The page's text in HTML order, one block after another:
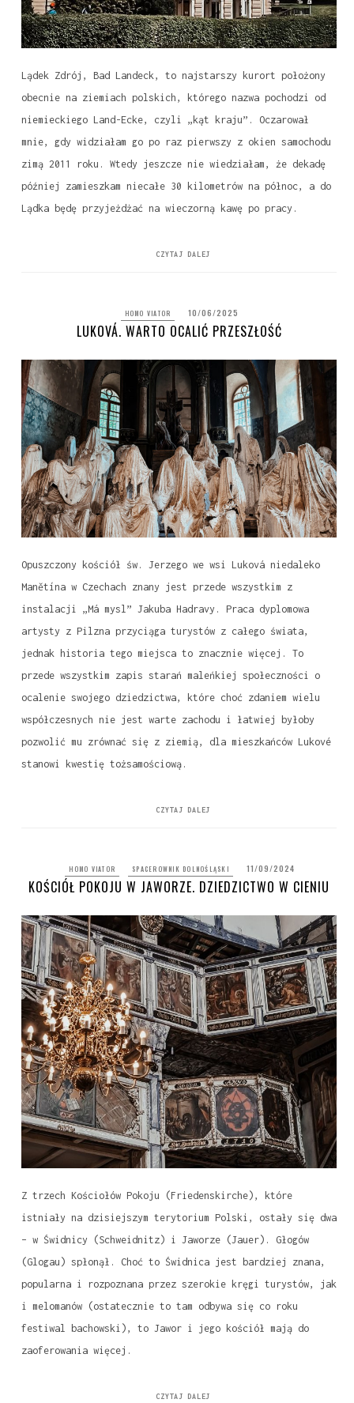
Lądek Zdrój, Bad Landeck, to najstarszy kurort położony
obecnie na ziemiach polskich, którego nazwa pochodzi od
niemieckiego Land-Ecke, czyli „kąt kraju”. Oczarował
mnie, gdy widziałam go po raz pierwszy z okien samochodu
zimą 2011 roku. Wtedy jeszcze nie wiedziałam, że dekadę
później zamieszkam niecałe 30 kilometrów na północ, a do
Lądka będę przyjeżdżać na wieczorną kawę po pracy.
CZYTAJ DALEJ
HOMO VIATOR 10/06/2025
LUKOVÁ. WARTO OCALIĆ PRZESZŁOŚĆ
Opuszczony kościół św. Jerzego we wsi Luková niedaleko
Manětína w Czechach znany jest przede wszystkim z
instalacji „Má mysl” Jakuba Hadravy. Praca dyplomowa
artysty z Pilzna przyciąga turystów z całego świata,
jednak historia tego miejsca to znacznie więcej. To
przede wszystkim zapis starań maleńkiej społeczności o
ocalenie swojego dziedzictwa, które choć zdaniem wielu
współczesnych nie jest warte zachodu i łatwiej byłoby
pozwolić mu zrównać się z ziemią, dla mieszkańców Lukové
stanowi kwestię tożsamościową.
CZYTAJ DALEJ
HOMO VIATOR SPACEROWNIK DOLNOŚLĄSKI 11/09/2024
KOŚCIÓŁ POKOJU W JAWORZE. DZIEDZICTWO W CIENIU
Z trzech Kościołów Pokoju (Friedenskirche), które
istniały na dzisiejszym terytorium Polski, ostały się dwa
– w Świdnicy (Schweidnitz) i Jaworze (Jauer). Głogów
(Glogau) spłonął. Choć to Świdnica jest bardziej znana,
popularna i rozpoznana przez szerokie kręgi turystów, jak
i melomanów (ostatecznie to tam odbywa się co roku
festiwal bachowski), to Jawor i jego kościół mają do
zaoferowania więcej.
CZYTAJ DALEJ